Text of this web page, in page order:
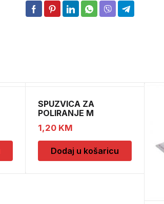
SPUZVICA ZA
POLIRANJE M
1,20 KM
Dodaj u košaricu